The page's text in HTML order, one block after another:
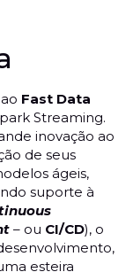
Fast Data
Streaming.
inovação ao
de seus
ágeis,
suporte à
– ou CI/CD), o
esteira